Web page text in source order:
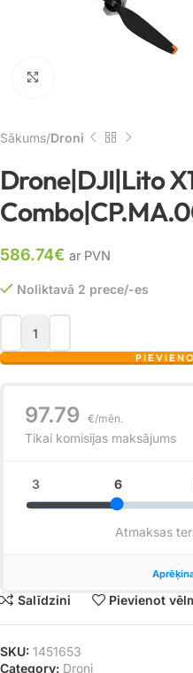
Sākums Droni
Drone|DJI|Lito
586.74€ ar PVN
Noliktavā 2 prece/-es
Salīdzini Pievienot
SKU: 1451653
Category: Droni